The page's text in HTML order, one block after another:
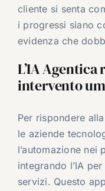
cliente si senta
i progressi siano
evidenza che
L’IA Agentica
intervento
Per rispondere
le aziende
l’automazione
integrando l’IA
servizi. Questo